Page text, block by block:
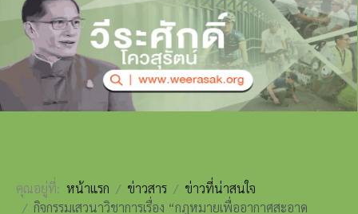
คุณอยู่ที่: หน้าแรก ข่าวสาร
ข่าวที่น่าสนใจ
กิจกรรมเสวนาวิชาการเรื่อง “กฎหมายเพื่ออากาศสะอาด